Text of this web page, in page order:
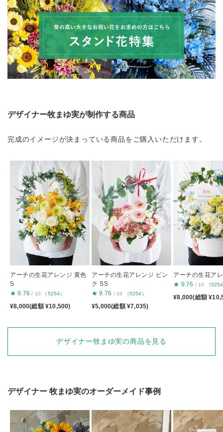
デザイナー牧まゆ実が制作する商品
完成のイメージが決まっている商品をご購入いただけます。
アーチの生花アレンジ 黄色
S
★ 9.76 / 10 （5254）
¥8,000(総額 ¥10,500)
アーチの生花アレンジ ピン
ク SS
★ 9.76 / 10 （5254）
¥5,000(総額 ¥7,035)
アーチの生花ア
★ 9.76 / 10 （
¥8,000(総額
デザイナー牧まゆ実の商品を見る
デザイナー 牧まゆ実のオーダーメイド事例